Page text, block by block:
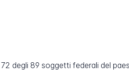
degli 89 soggetti federali del